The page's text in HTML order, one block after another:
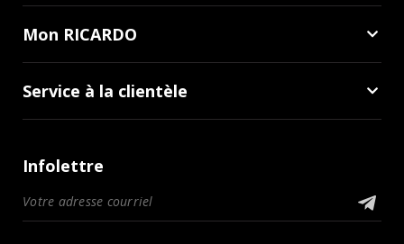
Mon RICARDO
Service à la clientèle
Infolettre